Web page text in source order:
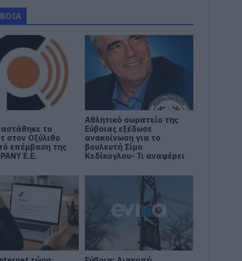
το
στον Οξύλιθο
επέμβαση της
Ε.Ε.
Αθλητικό σωματείο της
Εύβοιας εξέδωσε
ανακοίνωση για το
βουλευτή Σίμο
Κεδίκογλου- Τι αναφέρει